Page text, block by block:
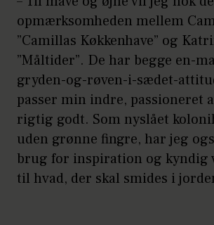
opmærksomheden mellem
”Camillas Køkkenhave” og
”Måltider”. De har begge en-
gryden-og-røven-i-sædet-
passer min indre, passioneret
rigtig godt. Som nyslået
uden grønne fingre, har jeg
brug for inspiration og kyndig
til hvad, der skal smides i